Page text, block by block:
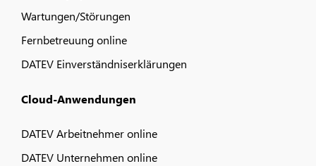
Wartungen/Störungen
Fernbetreuung online
DATEV Einverständniserklärungen
Cloud-Anwendungen
DATEV Arbeitnehmer online
DATEV Unternehmen online